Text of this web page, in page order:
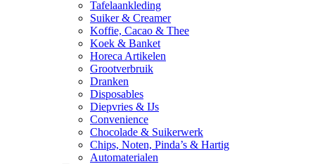
Tafelaankleding
Suiker & Creamer
Koffie, Cacao & Thee
Koek & Banket
Horeca Artikelen
Grootverbruik
Dranken
Disposables
Diepvries & IJs
Convenience
Chocolade & Suikerwerk
Chips, Noten, Pinda’s & Hartig
Automaterialen